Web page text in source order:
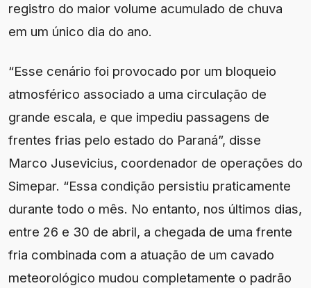
registro do maior volume acumulado de chuva
em um único dia do ano.
“Esse cenário foi provocado por um bloqueio
atmosférico associado a uma circulação de
grande escala, e que impediu passagens de
frentes frias pelo estado do Paraná”, disse
Marco Jusevicius, coordenador de operações do
Simepar. “Essa condição persistiu praticamente
durante todo o mês. No entanto, nos últimos dias,
entre 26 e 30 de abril, a chegada de uma frente
fria combinada com a atuação de um cavado
meteorológico mudou completamente o padrão